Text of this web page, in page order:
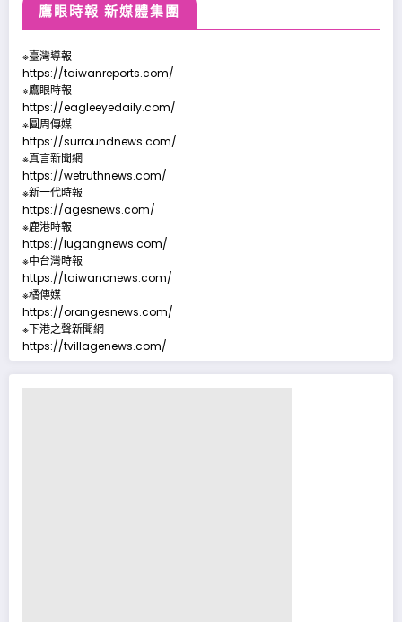
鷹眼時報 新媒體集團
※臺灣導報
https://taiwanreports.com/
※鷹眼時報
https://eagleeyedaily.com/
※圓周傳媒
https://surroundnews.com/
※真言新聞網
https://wetruthnews.com/
※新一代時報
https://agesnews.com/
※鹿港時報
https://lugangnews.com/
※中台灣時報
https://taiwancnews.com/
※橘傳媒
https://orangesnews.com/
※下港之聲新聞網
https://tvillagenews.com/